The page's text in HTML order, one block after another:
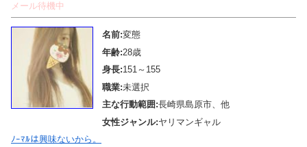
メール待機中
名前:変態
年齢:28歳
身長:151～155
職業:未選択
主な行動範囲:長崎県島原市、他
女性ジャンル:ヤリマンギャル
ﾉｰﾏﾙは興味ないから。